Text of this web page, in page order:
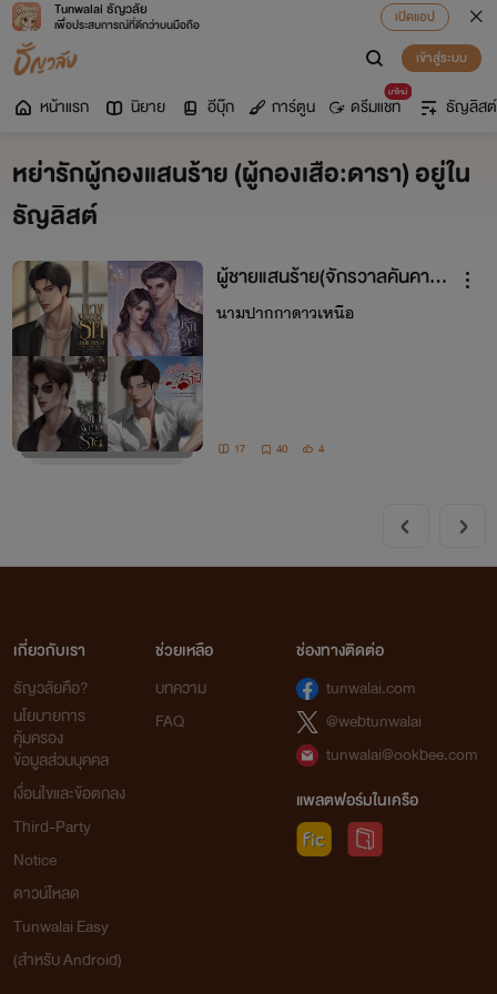
Tunwalai ธัญวลัย
เพื่อประสบการณ์ที่ดีกว่าบนมือถือ
เปิดแอป
เข้าสู่ระบบ
หน้าแรก นิยาย อีบุ๊ก การ์ตูน
มาใหม่
ดรีมแชท ธัญลิสต์
หย่ารักผู้กองแสนร้าย (ผู้กองเสือ:ดารา) อยู่ใน
ธัญลิสต์
ผู้ชายแสนร้าย(จักรวาลคันคายรี
สอร์ต)
นามปากกาดาวเหนือ
17 40 4
เกี่ยวกับเรา
ธัญวลัยคือ?
นโยบายการ
คุ้มครอง
ข้อมูลส่วนบุคคล
เงื่อนไขและข้อตกลง
Third-Party
Notice
ดาวน์โหลด
Tunwalai Easy
(สำหรับ Android)
ช่วยเหลือ
บทความ
FAQ
ช่องทางติดต่อ
tunwalai.com
@webtunwalai
tunwalai@ookbee.com
แพลตฟอร์มในเครือ